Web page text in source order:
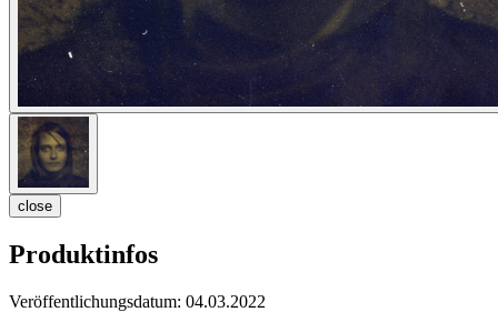
close
Produktinfos
Veröffentlichungsdatum: 04.03.2022